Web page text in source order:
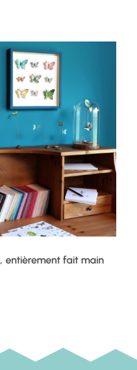
entièrement fait main